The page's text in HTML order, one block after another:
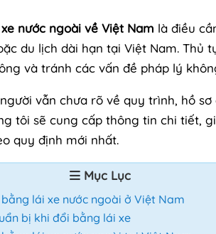
nước ngoài về Việt Nam là điều
du lịch dài hạn tại Việt Nam. Thủ
và tránh các vấn đề pháp lý
vẫn chưa rõ về quy trình, hồ
tôi sẽ cung cấp thông tin chi tiết,
quy định mới nhất.
Mục Lục
lái xe nước ngoài ở Việt Nam
bị khi đổi bằng lái xe